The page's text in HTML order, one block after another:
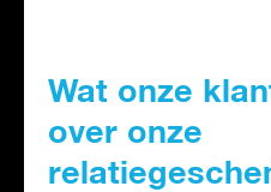
Wat onze
over onze